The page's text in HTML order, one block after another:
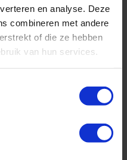
en analyse. Deze
combineren met andere
of die ze hebben
van hun services.
kinderen, jongeren en